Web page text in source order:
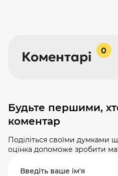
Коментарі 0
Будьте першими,
коментар
Поділіться своїми думками
оцінка допоможе зробити
Введіть ваше ім'я